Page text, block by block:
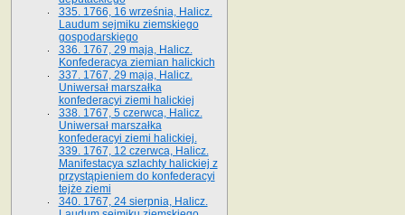
335. 1766, 16 września, Halicz.
Laudum sejmiku ziemskiego
gospodarskiego
336. 1767, 29 maja, Halicz.
Konfederacya ziemian halickich
337. 1767, 29 maja, Halicz.
Uniwersał marszałka
konfederacyi ziemi halickiej
338. 1767, 5 czerwca, Halicz.
Uniwersał marszałka
konfederacyi ziemi halickiej.
339. 1767, 12 czerwca, Halicz.
Manifestacya szlachty halickiej z
przystąpieniem do konfederacyi
tejże ziemi
340. 1767, 24 sierpnia, Halicz.